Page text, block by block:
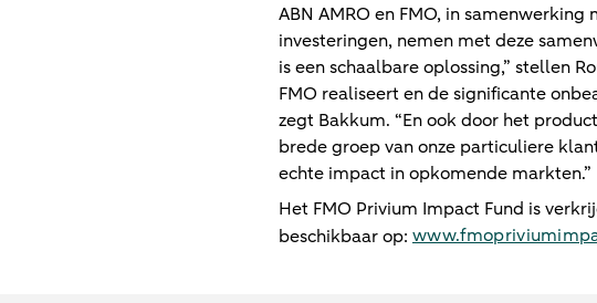
ABN AMRO en FMO, in
investeringen, nemen met deze
is een schaalbare oplossing,” stellen
FMO realiseert en de significante
zegt Bakkum. “En ook door het
brede groep van onze particuliere
echte impact in opkomende markten.”
Het FMO Privium Impact Fund is
beschikbaar op: